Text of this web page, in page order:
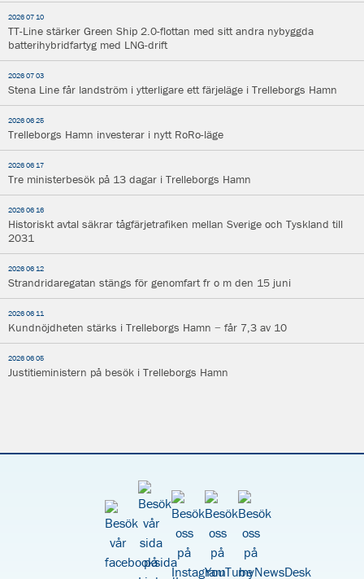
2026 07 10
TT-Line stärker Green Ship 2.0-flottan med sitt andra nybyggda
batterihybridfartyg med LNG-drift
2026 07 03
Stena Line får landström i ytterligare ett färjeläge i Trelleborgs Hamn
2026 06 25
Trelleborgs Hamn investerar i nytt RoRo-läge
2026 06 17
Tre ministerbesök på 13 dagar i Trelleborgs Hamn
2026 06 16
Historiskt avtal säkrar tågfärjetrafiken mellan Sverige och Tyskland till
2031
2026 06 12
Strandridaregatan stängs för genomfart fr o m den 15 juni
2026 06 11
Kundnöjdheten stärks i Trelleborgs Hamn − får 7,3 av 10
2026 06 05
Justitieministern på besök i Trelleborgs Hamn